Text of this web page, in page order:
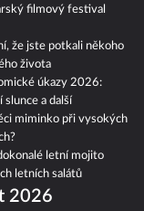
filmový festival
že jste potkali někoho
života
úkazy 2026:
slunce a další
miminko při vysokých
letní mojito
letních salátů
2026